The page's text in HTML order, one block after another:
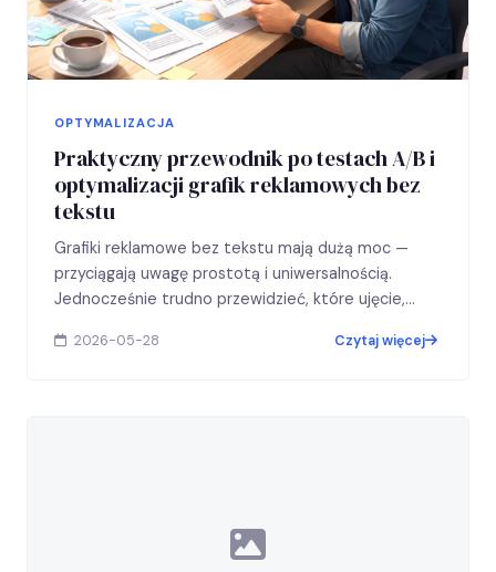
OPTYMALIZACJA
Praktyczny przewodnik po testach A/B i
optymalizacji grafik reklamowych bez
tekstu
Grafiki reklamowe bez tekstu mają dużą moc —
przyciągają uwagę prostotą i uniwersalnością.
Jednocześnie trudno przewidzieć, które ujęcie,
wyniki…
2026-05-28 Czytaj więcej